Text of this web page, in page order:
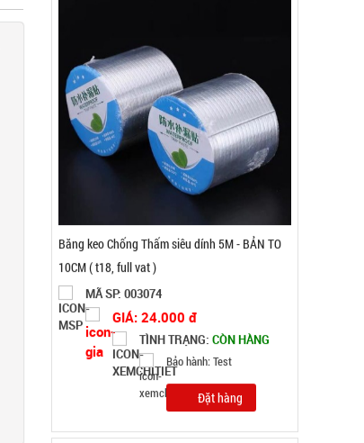
Tripod 3 chân K07
MÃ SP: 002158
GIÁ: 49.000 đ
TÌNH TRẠNG:
CÒN HÀNG
Bảo hành: 1T
Đặt hàng